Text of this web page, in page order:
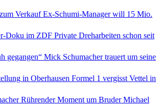
VerkaufEx-Schumi-Manager will 15 Mio.
Doku im ZDF Private Dreharbeiten schon seit
gegangen“ Mick Schumacher trauert um seine
in Oberhausen Formel 1 vergisst Vettel in
Rührender Moment um Bruder Michael